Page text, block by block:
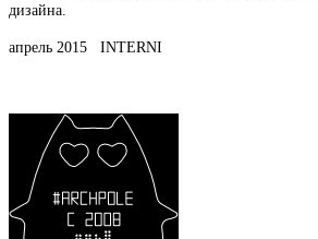
дизайна.
апрель 2015 INTERNI